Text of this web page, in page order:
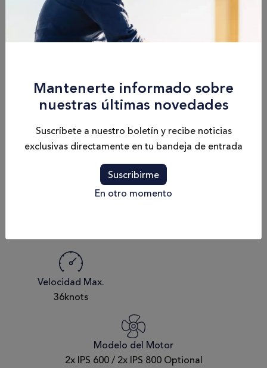
Mantenerte informado sobre
nuestras últimas novedades
Suscríbete a nuestro boletín y recibe noticias
exclusivas directamente en tu bandeja de entrada
Suscribirme
En otro momento
Funciones y opciones
PATRIMONIO Y CALIDAD
Especificaciones
Manga de casco
Velocidad Max.
36knots
Modelo del Motor
2x IPS 600 / 2x IPS 800 Optional